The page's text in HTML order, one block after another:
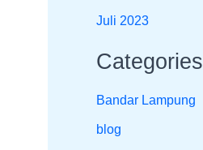
Juli 2023
Categories
Bandar Lampung
blog